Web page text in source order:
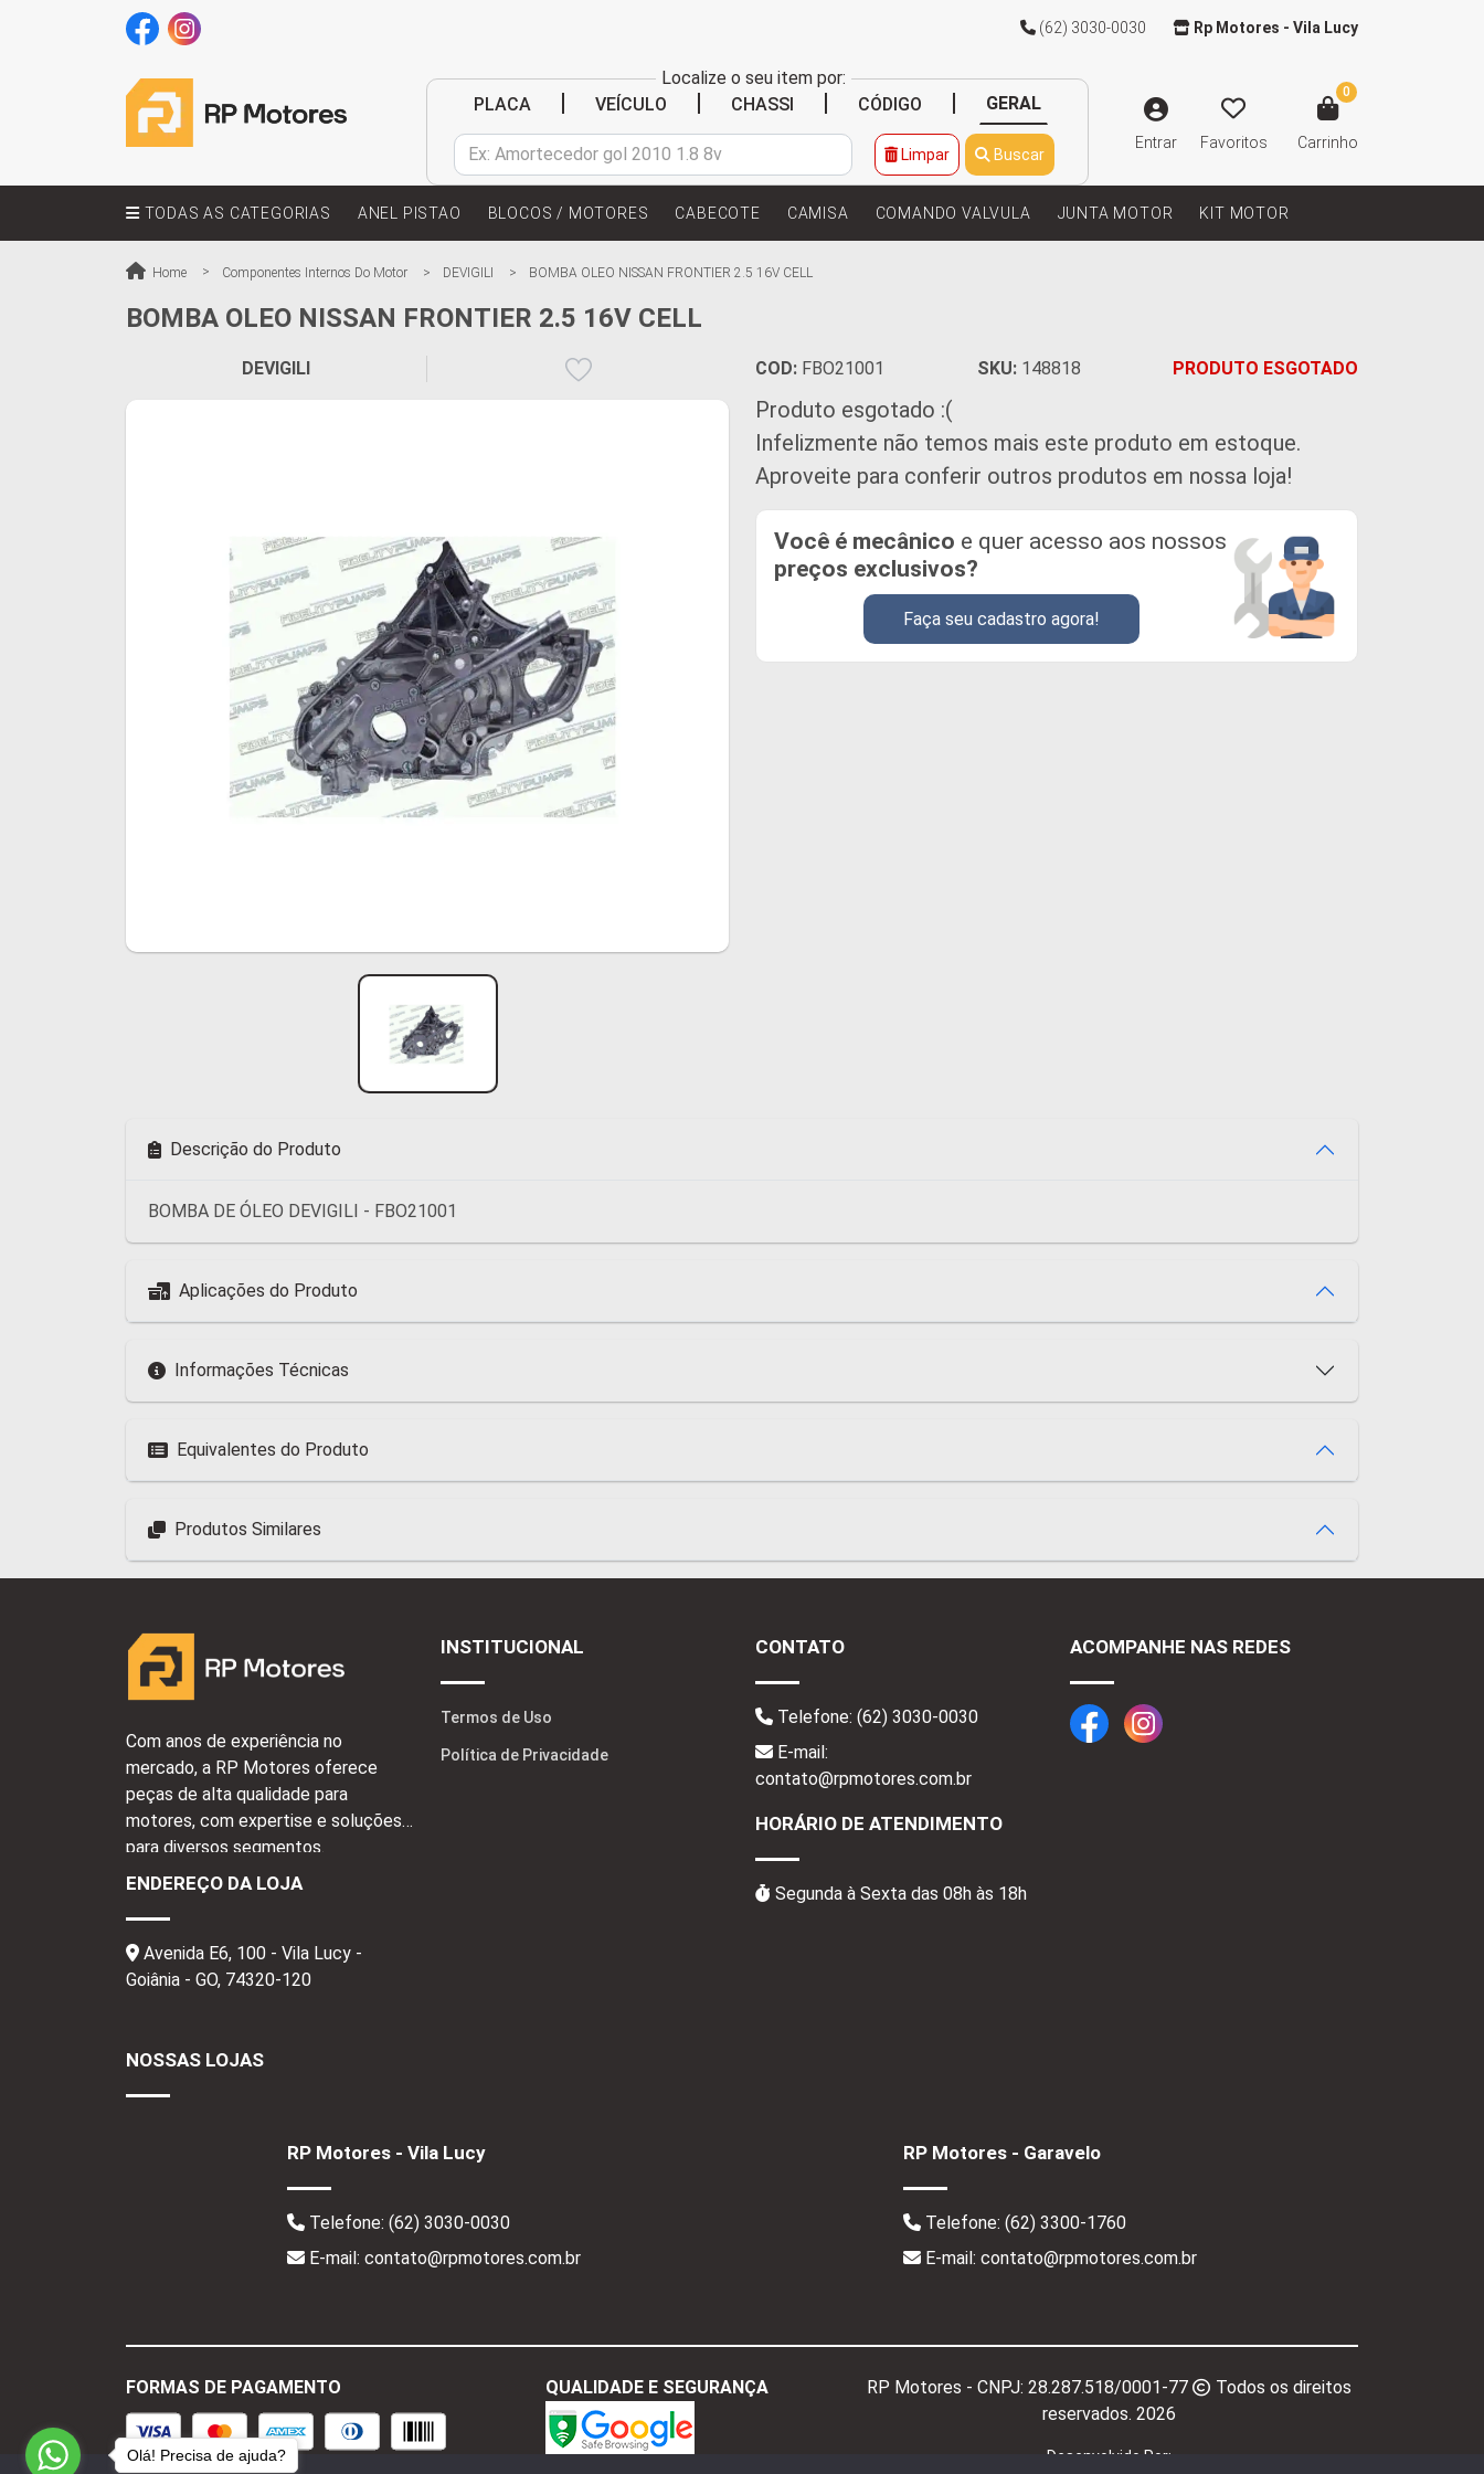
(62) 3030-0030 Rp Motores - Vila Lucy
Localize o seu item por:
PLACA
VEÍCULO CHASSI CÓDIGO GERAL
Limpar Buscar
Entrar Favoritos
0
Carrinho
TODAS AS CATEGORIAS ANEL PISTAO BLOCOS / MOTORES CABECOTE CAMISA COMANDO VALVULA JUNTA MOTOR KIT MOTOR
Home Componentes Internos Do Motor DEVIGILI BOMBA OLEO NISSAN FRONTIER 2.5 16V CELL
BOMBA OLEO NISSAN FRONTIER 2.5 16V CELL
DEVIGILI COD: FBO21001 SKU: 148818 PRODUTO ESGOTADO
Produto esgotado :(
Infelizmente não temos mais este produto em estoque.
Aproveite para conferir outros produtos em nossa loja!
Você é mecânico e quer acesso aos nossos
preços exclusivos?
Faça seu cadastro agora!
Descrição do Produto
BOMBA DE ÓLEO DEVIGILI - FBO21001
Aplicações do Produto
Informações Técnicas
Equivalentes do Produto
Produtos Similares
Com anos de experiência no
mercado, a RP Motores oferece
peças de alta qualidade para
motores, com expertise e soluções
para diversos segmentos.
ENDEREÇO DA LOJA
Avenida E6, 100 - Vila Lucy -
Goiânia - GO, 74320-120
INSTITUCIONAL
Termos de Uso
Política de Privacidade
CONTATO
Telefone: (62) 3030-0030
E-mail:
contato@rpmotores.com.br
HORÁRIO DE ATENDIMENTO
Segunda à Sexta das 08h às 18h
ACOMPANHE NAS REDES
NOSSAS LOJAS
RP Motores - Vila Lucy
Telefone: (62) 3030-0030
E-mail: contato@rpmotores.com.br
RP Motores - Garavelo
Telefone: (62) 3300-1760
E-mail: contato@rpmotores.com.br
FORMAS DE PAGAMENTO QUALIDADE E SEGURANÇA RP Motores - CNPJ: 28.287.518/0001-77
Todos os direitos
reservados. 2026
Desenvolvido Por:
Olá! Precisa de ajuda?